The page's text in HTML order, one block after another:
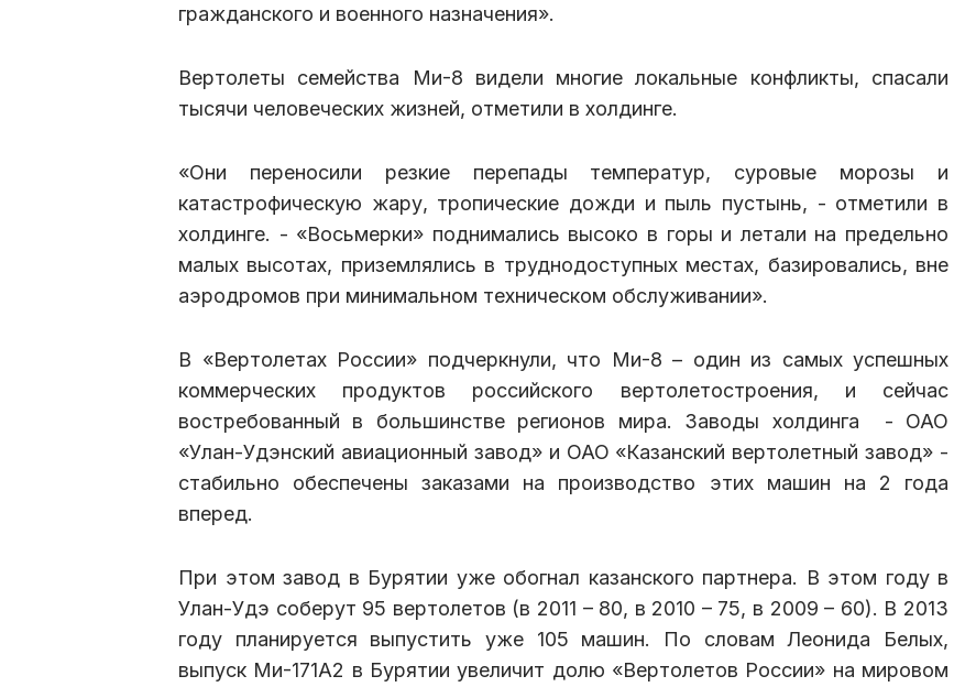
гражданского и военного назначения».
Вертолеты семейства Ми-8 видели многие локальные конфликты, спасали
тысячи человеческих жизней, отметили в холдинге.
«Они переносили резкие перепады температур, суровые морозы и
катастрофическую жару, тропические дожди и пыль пустынь, - отметили в
холдинге. - «Восьмерки» поднимались высоко в горы и летали на предельно
малых высотах, приземлялись в труднодоступных местах, базировались, вне
аэродромов при минимальном техническом обслуживании».
В «Вертолетах России» подчеркнули, что Ми-8 – один из самых успешных
коммерческих продуктов российского вертолетостроения, и сейчас
востребованный в большинстве регионов мира. Заводы холдинга - ОАО
«Улан-Удэнский авиационный завод» и ОАО «Казанский вертолетный завод» -
стабильно обеспечены заказами на производство этих машин на 2 года
вперед.
При этом завод в Бурятии уже обогнал казанского партнера. В этом году в
Улан-Удэ соберут 95 вертолетов (в 2011 – 80, в 2010 – 75, в 2009 – 60). В 2013
году планируется выпустить уже 105 машин. По словам Леонида Белых,
выпуск Ми-171А2 в Бурятии увеличит долю «Вертолетов России» на мировом